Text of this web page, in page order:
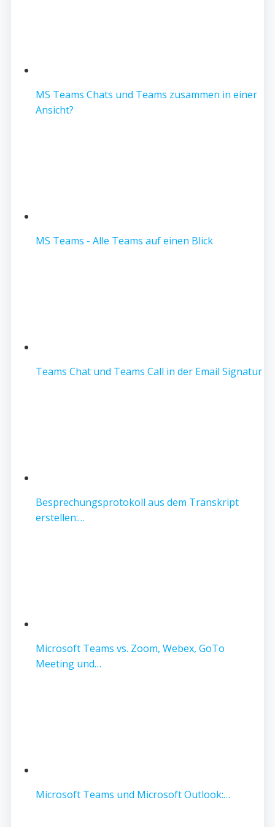
MS Teams Chats und Teams zusammen in einer
Ansicht?
MS Teams - Alle Teams auf einen Blick
Teams Chat und Teams Call in der Email Signatur
Besprechungsprotokoll aus dem Transkript
erstellen:…
Microsoft Teams vs. Zoom, Webex, GoTo
Meeting und…
Microsoft Teams und Microsoft Outlook:…